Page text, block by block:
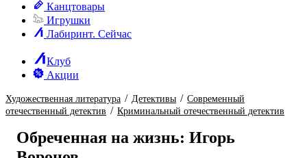
Канцтовары
Игрушки
Лабиринт. Сейчас
Клуб
Акции
Художественная литература / Детективы / Современный
отечественный детектив / Криминальный отечественный детектив
Обреченная на жизнь: Игорь